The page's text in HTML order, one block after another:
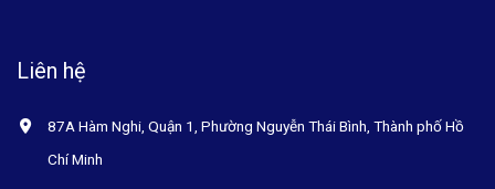
Liên hệ
87A Hàm Nghi, Quận 1, Phường Nguyễn Thái Bình, Thành phố Hồ
Chí Minh